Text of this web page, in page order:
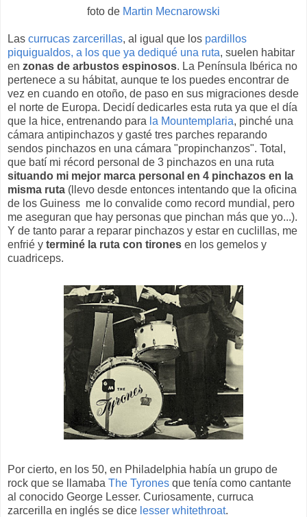
foto de Martin Mecnarowski
Las currucas zarcerillas, al igual que los pardillos
piquigualdos, a los que ya dediqué una ruta, suelen habitar
en zonas de arbustos espinosos. La Península Ibérica no
pertenece a su hábitat, aunque te los puedes encontrar de
vez en cuando en otoño, de paso en sus migraciones desde
el norte de Europa. Decidí dedicarles esta ruta ya que el día
que la hice, entrenando para la Mountemplaria, pinché una
cámara antipinchazos y gasté tres parches reparando
sendos pinchazos en una cámara "propinchanzos". Total,
que batí mi récord personal de 3 pinchazos en una ruta
situando mi mejor marca personal en 4 pinchazos en la
misma ruta (llevo desde entonces intentando que la oficina
de los Guiness me lo convalide como record mundial, pero
me aseguran que hay personas que pinchan más que yo...).
Y de tanto parar a reparar pinchazos y estar en cuclillas, me
enfrié y terminé la ruta con tirones en los gemelos y
cuadriceps.
Por cierto, en los 50, en Philadelphia había un grupo de
rock que se llamaba The Tyrones que tenía como cantante
al conocido George Lesser. Curiosamente, curruca
zarcerilla en inglés se dice lesser whitethroat.